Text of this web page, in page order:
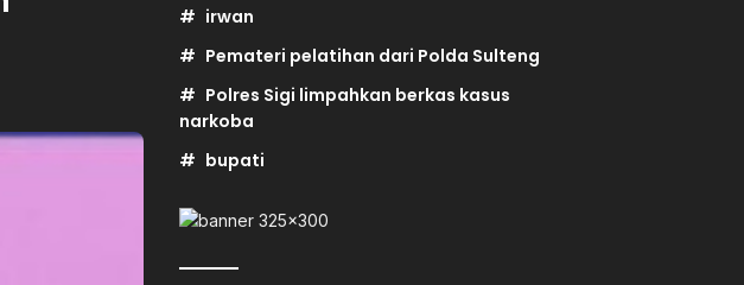
irwan
Pemateri pelatihan dari Polda Sulteng
Polres Sigi limpahkan berkas kasus
narkoba
bupati